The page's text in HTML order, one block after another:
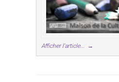
Afficher l'article... →